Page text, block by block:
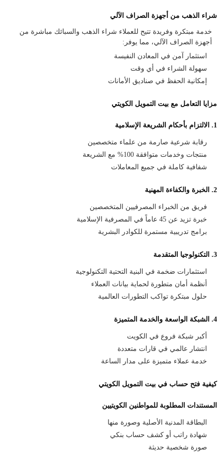
شراء الذهب من أجهزة الصراف الآلي
خدمة مبتكرة وفريدة تتيح للعملاء شراء الذهب والسبائك مباشرة من
أجهزة الصراف الآلي، مما يوفر:
استثمار آمن في المعادن النفيسة
سهولة الشراء في أي وقت
إمكانية الحفظ في صناديق الأمانات
مزايا التعامل مع بيت التمويل الكويتي
1. الالتزام بأحكام الشريعة الإسلامية
رقابة شرعية صارمة من علماء متخصصين
منتجات وخدمات متوافقة 100% مع الشريعة
شفافية كاملة في جميع المعاملات
2. الخبرة والكفاءة المهنية
فريق من الخبراء المصرفيين المتخصصين
خبرة تزيد عن 45 عاماً في المصرفية الإسلامية
برامج تدريبية مستمرة للكوادر البشرية
3. التكنولوجيا المتقدمة
استثمارات ضخمة في البنية التحتية التكنولوجية
أنظمة أمان متطورة لحماية بيانات العملاء
حلول مبتكرة تواكب التطورات العالمية
4. الشبكة الواسعة والخدمة المتميزة
أكبر شبكة فروع في الكويت
انتشار عالمي في قارات متعددة
خدمة عملاء متميزة على مدار الساعة
كيفية فتح حساب في بيت التمويل الكويتي
المستندات المطلوبة للمواطنين الكويتيين
البطاقة المدنية الأصلية وصورة منها
شهادة راتب أو كشف حساب بنكي
صورة شخصية حديثة